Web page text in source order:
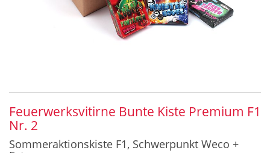
Feuerwerksvitirne Bunte Kiste Premium F1
Nr. 2
Sommeraktionskiste F1, Schwerpunkt Weco +